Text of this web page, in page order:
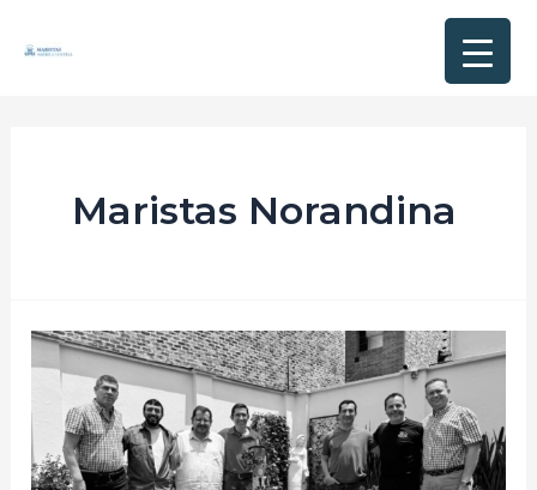
Maristas Norandina